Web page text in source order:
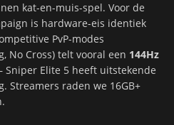
kat-en-muis-spel. Voor de
is hardware-eis identiek
PvP-modes
No Cross) telt vooral een 144Hz
Elite 5 heeft uitstekende
Streamers raden we 16GB+